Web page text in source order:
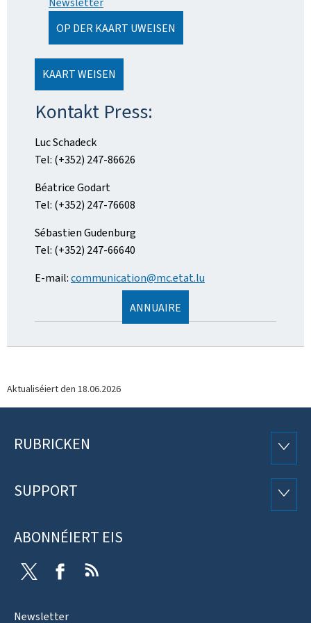
OP DER KAART UWEISEN
KAART WEISEN
Kontakt Press:
Luc Schadeck
Tel: (+352) 247-86626
Béatrice Godart
Tel: (+352) 247-76608
Sébastien Gudenburg
Tel: (+352) 247-66640
E-mail:communication@mc.etat.lu
ANNUAIRE
Aktualiséiert den 18.06.2026
Fousszeil
RUBRICKEN
SUPPORT
ABONNÉIERT EIS
Twitter Facebook
Newsletter